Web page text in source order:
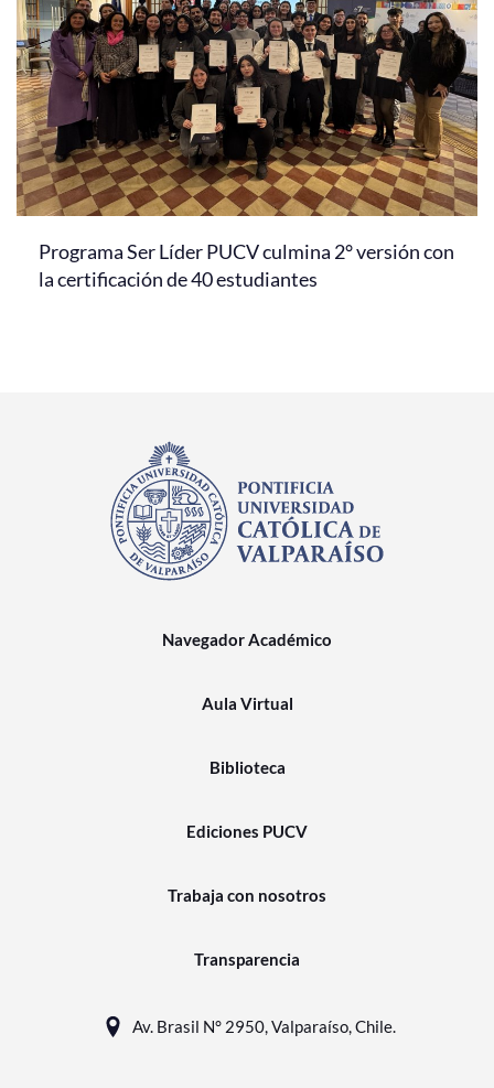
Programa Ser Líder PUCV culmina 2° versión con
la certificación de 40 estudiantes
Navegador Académico
Aula Virtual
Biblioteca
Ediciones PUCV
Trabaja con nosotros
Transparencia
Av. Brasil N° 2950, Valparaíso, Chile.